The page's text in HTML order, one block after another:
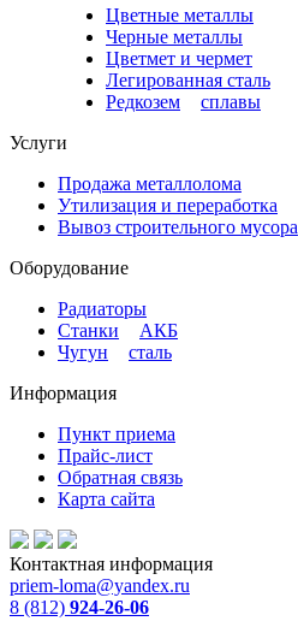
Цветные металлы
Черные металлы
Цветмет и чермет
Легированная сталь
Редкозем
сплавы
Услуги
Продажа металлолома
Утилизация и переработка
Вывоз строительного мусора
Оборудование
Радиаторы
Станки
АКБ
Чугун
сталь
Информация
Пункт приема
Прайс-лист
Обратная связь
Карта сайта
Контактная информация
priem-loma@yandex.ru
8 (812) 924-26-06